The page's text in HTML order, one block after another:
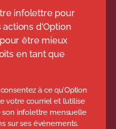
infolettre pour
d'Option
être mieux
en tant que
à ce qu’Option
votre courriel et l’utilise
infolettre mensuelle
sur ses événements.